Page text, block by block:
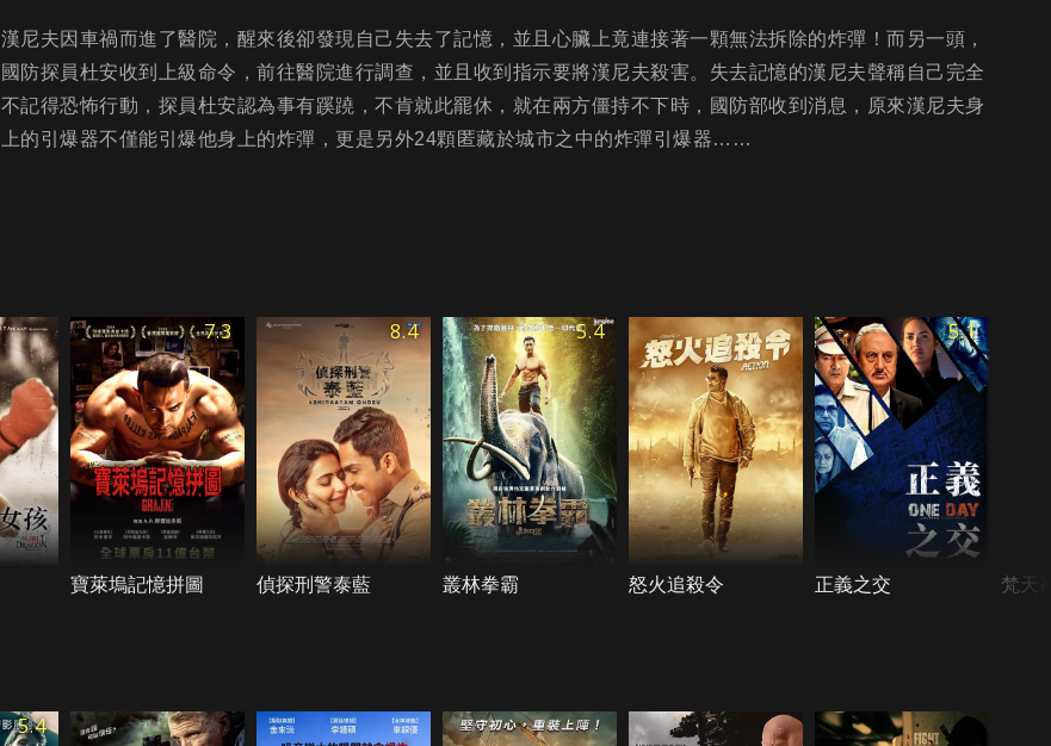
漢尼夫因車禍而進了醫院，醒來後卻發現自己失去了記憶，並且心臟上竟連接著一顆無法拆除的炸彈！而另一頭，
國防探員杜安收到上級命令，前往醫院進行調查，並且收到指示要將漢尼夫殺害。失去記憶的漢尼夫聲稱自己完全
不記得恐怖行動，探員杜安認為事有蹊蹺，不肯就此罷休，就在兩方僵持不下時，國防部收到消息，原來漢尼夫身
上的引爆器不僅能引爆他身上的炸彈，更是另外24顆匿藏於城市之中的炸彈引爆器……
7.3
寶萊塢記憶拼圖
8.4
偵探刑警泰藍
5.4
叢林拳霸 怒火追殺令
5.1
正義之交 梵天
5.4